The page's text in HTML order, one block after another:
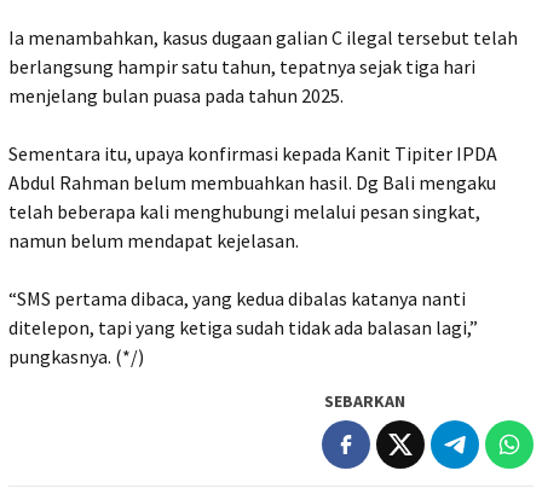
‎Ia menambahkan, kasus dugaan galian C ilegal tersebut telah
berlangsung hampir satu tahun, tepatnya sejak tiga hari
menjelang bulan puasa pada tahun 2025.
‎Sementara itu, upaya konfirmasi kepada Kanit Tipiter IPDA
Abdul Rahman belum membuahkan hasil. Dg Bali mengaku
telah beberapa kali menghubungi melalui pesan singkat,
namun belum mendapat kejelasan.
‎“SMS pertama dibaca, yang kedua dibalas katanya nanti
ditelepon, tapi yang ketiga sudah tidak ada balasan lagi,”
pungkasnya. (*/)
SEBARKAN